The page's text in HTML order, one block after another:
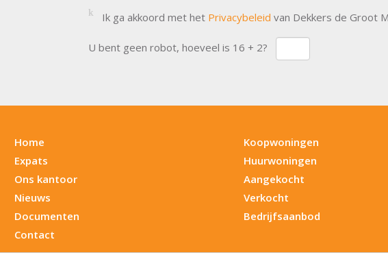
Ik ga akkoord met het Privacybeleid van Dekkers de Groot
U bent geen robot, hoeveel is 16 + 2?
Home
Expats
Ons kantoor
Nieuws
Documenten
Contact
Koopwoningen
Huurwoningen
Aangekocht
Verkocht
Bedrijfsaanbod